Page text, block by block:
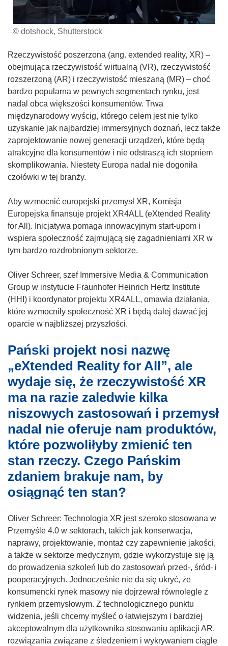
© dotshock, Shutterstock
Rzeczywistość poszerzona (ang. extended reality, XR) –
obejmująca rzeczywistość wirtualną (VR), rzeczywistość
rozszerzoną (AR) i rzeczywistość mieszaną (MR) – choć
bardzo popularna w pewnych segmentach rynku, jest
nadal obca większości konsumentów. Trwa
międzynarodowy wyścig, którego celem jest nie tylko
uzyskanie jak najbardziej immersyjnych doznań, lecz także
zaprojektowanie nowej generacji urządzeń, które będą
atrakcyjne dla konsumentów i nie odstraszą ich stopniem
skomplikowania. Niestety Europa nadal nie dogoniła
czołówki w tej branży.
Aby wzmocnić europejski przemysł XR, Komisja
Europejska finansuje projekt XR4ALL (eXtended Reality
for All). Inicjatywa pomaga innowacyjnym start-upom i
wspiera społeczność zajmującą się zagadnieniami XR w
tym bardzo rozdrobnionym sektorze.
Oliver Schreer, szef Immersive Media & Communication
Group w instytucie Fraunhofer Heinrich Hertz Institute
(HHI) i koordynator projektu XR4ALL, omawia działania,
które wzmocniły społeczność XR i będą dalej dawać jej
oparcie w najbliższej przyszłości.
Pański projekt nosi nazwę
„eXtended Reality for All”, ale
wydaje się, że rzeczywistość XR
ma na razie zaledwie kilka
niszowych zastosowań i przemysł
nadal nie oferuje nam produktów,
które pozwoliłyby zmienić ten
stan rzeczy. Czego Pańskim
zdaniem brakuje nam, by
osiągnąć ten stan?
Oliver Schreer: Technologia XR jest szeroko stosowana w
Przemyśle 4.0 w sektorach, takich jak konserwacja,
naprawy, projektowanie, montaż czy zapewnienie jakości,
a także w sektorze medycznym, gdzie wykorzystuje się ją
do prowadzenia szkoleń lub do zastosowań przed-, śród- i
pooperacyjnych. Jednocześnie nie da się ukryć, że
konsumencki rynek masowy nie dojrzewał równolegle z
rynkiem przemysłowym. Z technologicznego punktu
widzenia, jeśli chcemy myśleć o łatwiejszym i bardziej
akceptowalnym dla użytkownika stosowaniu aplikacji AR,
rozwiązania związane z śledzeniem i wykrywaniem ciągle